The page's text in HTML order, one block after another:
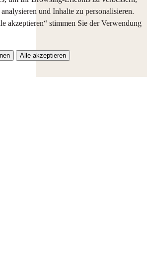
und Inhalte zu personalisieren.
akzeptieren“ stimmen Sie der Verwendung
Alle akzeptieren